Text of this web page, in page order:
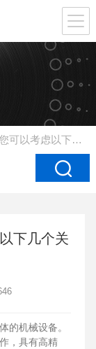
以下几个关键因素
下几个关
机械设备。
，具有高精